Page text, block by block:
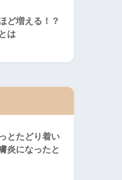
ど増える！？
は
とたどり着い
炎になったと